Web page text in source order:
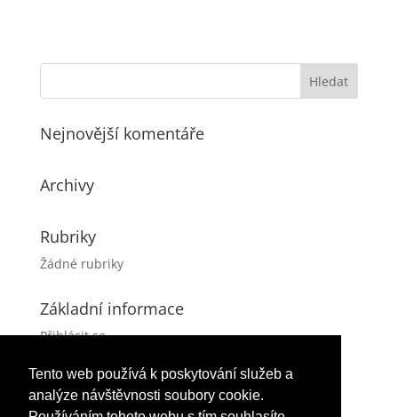
Tento web používá k poskytování služeb a
analýze návštěvnosti soubory cookie.
Nejnovější komentáře
Archivy
Rubriky
Žádné rubriky
Základní informace
Přihlásit se
Kanál komentářů